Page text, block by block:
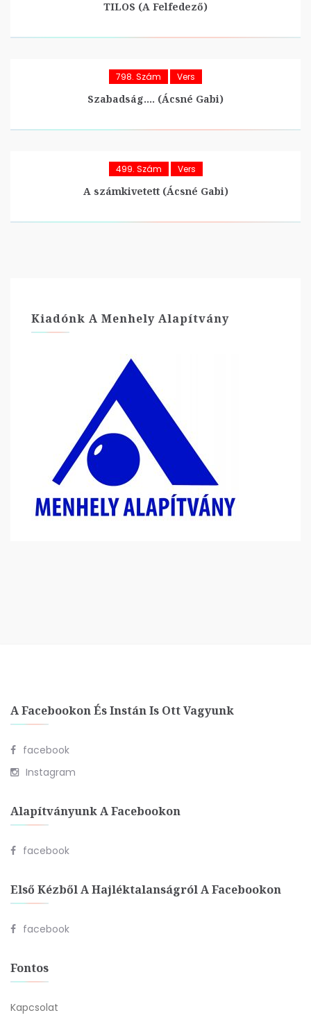
TILOS (A Felfedező)
798. Szám Vers
Szabadság…. (Ácsné Gabi)
499. Szám Vers
A számkivetett (Ácsné Gabi)
Kiadónk A Menhely Alapítvány
A Facebookon És Instán Is Ott Vagyunk
facebook
Instagram
Alapítványunk A Facebookon
facebook
Első Kézből A Hajléktalanságról A Facebookon
facebook
Fontos
Kapcsolat